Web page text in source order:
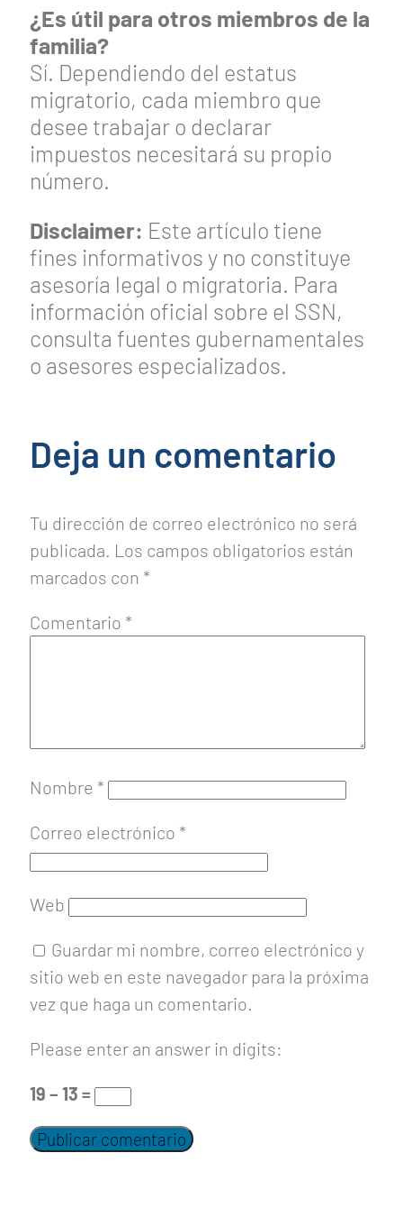
¿Es útil para otros miembros de la
familia?
Sí. Dependiendo del estatus
migratorio, cada miembro que
desee trabajar o declarar
impuestos necesitará su propio
número.
Disclaimer: Este artículo tiene
fines informativos y no constituye
asesoría legal o migratoria. Para
información oficial sobre el SSN,
consulta fuentes gubernamentales
o asesores especializados.
Deja un comentario
Tu dirección de correo electrónico no será
publicada. Los campos obligatorios están
marcados con *
Comentario *
Nombre *
Correo electrónico *
Web
Guardar mi nombre, correo electrónico y
sitio web en este navegador para la próxima
vez que haga un comentario.
Please enter an answer in digits:
19 − 13 =